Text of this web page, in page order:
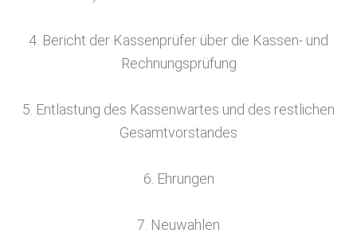
4. Bericht der Kassenprüfer über die Kassen- und
Rechnungsprüfung
5. Entlastung des Kassenwartes und des restlichen
Gesamtvorstandes
6. Ehrungen
7. Neuwahlen